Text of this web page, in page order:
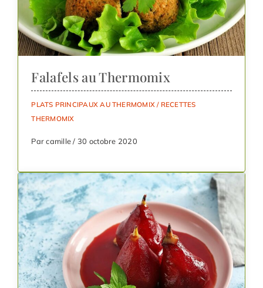
Falafels au Thermomix
PLATS PRINCIPAUX AU THERMOMIX / RECETTES
THERMOMIX
Par camille / 30 octobre 2020